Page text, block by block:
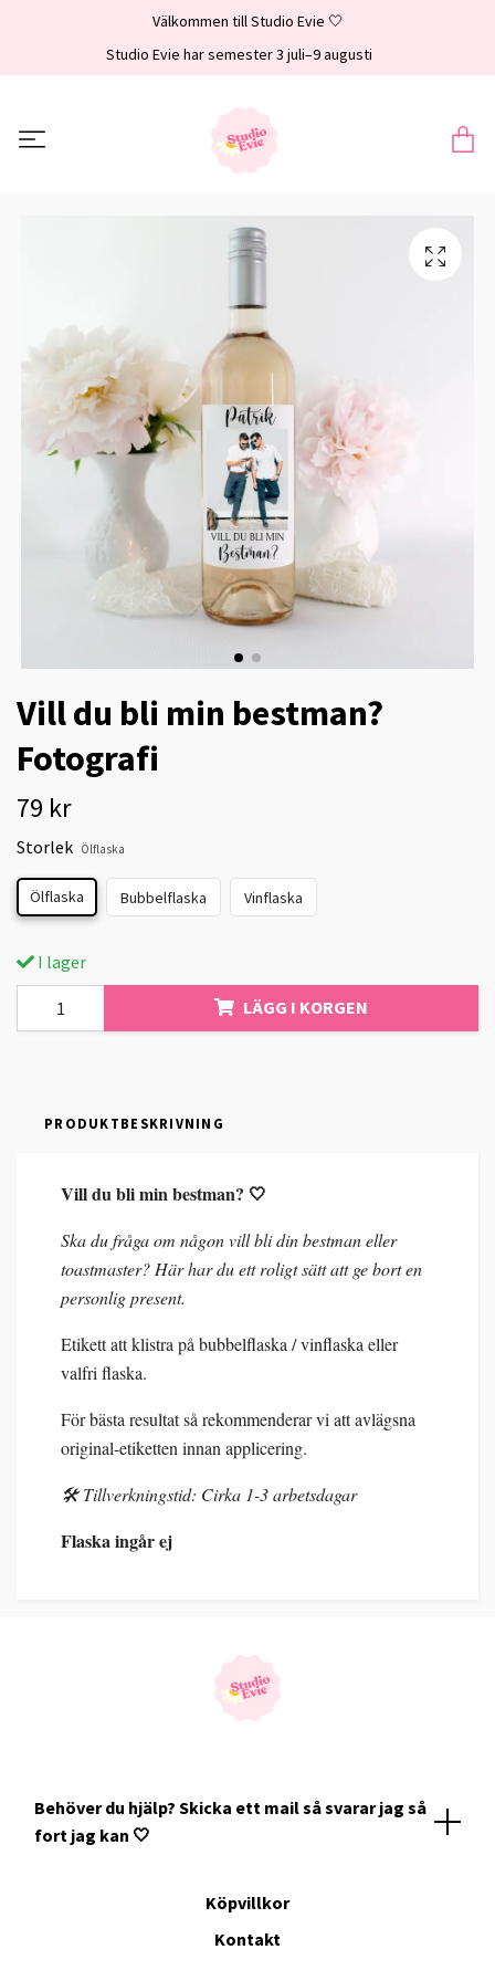
Välkommen till Studio Evie 🤍
Studio Evie har semester 3 juli–9 augusti
Vill du bli min bestman?
Fotografi
79 kr
Storlek Ölflaska
Ölflaska Bubbelflaska Vinflaska
I lager
LÄGG I KORGEN
PRODUKTBESKRIVNING
Vill du bli min bestman? 🤍
Ska du fråga om någon vill bli din bestman eller
toastmaster? Här har du ett roligt sätt att ge bort en
personlig present.
Etikett att klistra på bubbelflaska / vinflaska eller
valfri flaska.
För bästa resultat så rekommenderar vi att avlägsna
original-etiketten innan applicering.
🛠️ Tillverkningstid: Cirka 1-3 arbetsdagar
Flaska ingår ej
Behöver du hjälp? Skicka ett mail så svarar jag så
fort jag kan 🤍
Köpvillkor
Kontakt